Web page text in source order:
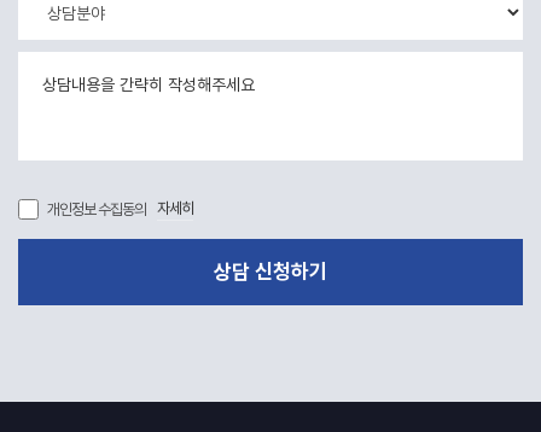
개인정보 수집동의 자세히
상담 신청하기